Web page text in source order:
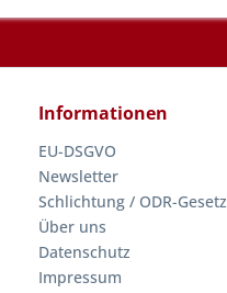
Informationen
EU-DSGVO
Newsletter
Schlichtung / ODR-Gesetz
Über uns
Datenschutz
Impressum